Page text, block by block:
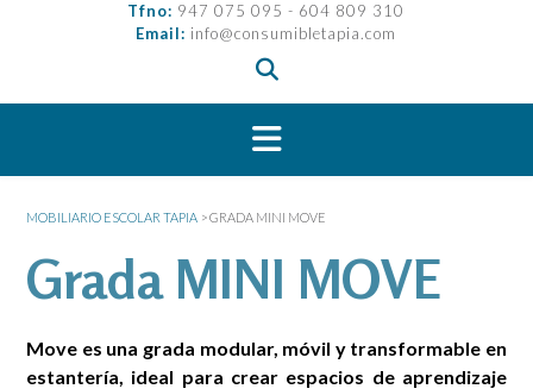
Tfno: 947 075 095 - 604 809 310
Email: info@consumibletapia.com
MOBILIARIO ESCOLAR TAPIA >GRADA MINI MOVE
Grada MINI MOVE
Move es una grada modular, móvil y transformable en
estantería, ideal para crear espacios de aprendizaje